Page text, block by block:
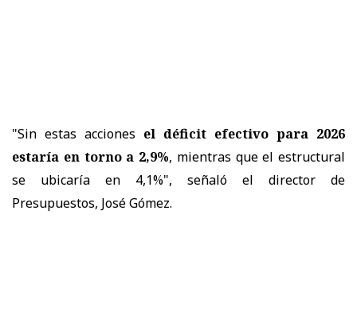
"Sin estas acciones el déficit efectivo para 2026
estaría en torno a 2,9%, mientras que el estructural
se ubicaría en 4,1%", señaló el director de
Presupuestos, José Gómez.